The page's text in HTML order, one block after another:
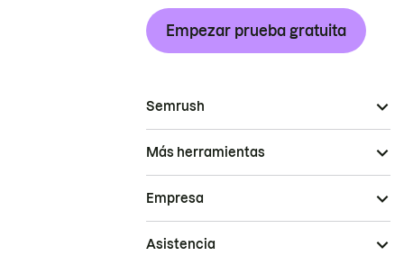
Empezar prueba gratuita
Semrush
Más herramientas
Empresa
Asistencia